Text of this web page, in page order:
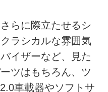
らに際立たせるシ
ラシカルな雰囲気
イザーなど、見た
ツはもちろん、ツ
車載器やソフトサ